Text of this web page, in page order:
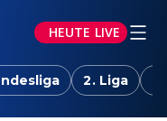
HEUTE LIVE
2. Liga